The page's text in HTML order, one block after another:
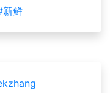
新鲜